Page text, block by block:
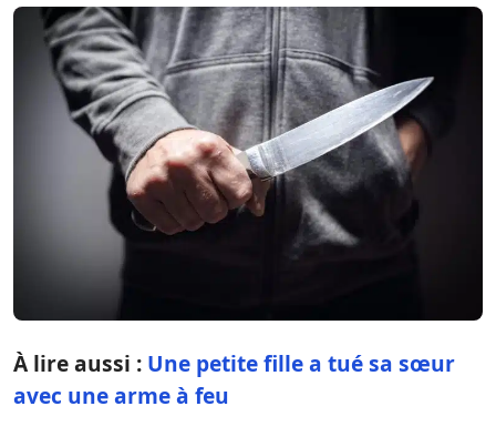
À lire aussi : Une petite fille a tué sa sœur
avec une arme à feu